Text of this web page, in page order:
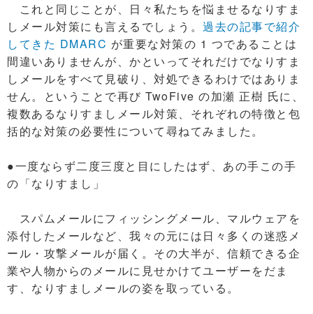
これと同じことが、日々私たちを悩ませるなりすま
しメール対策にも言えるでしょう。 過去の記事で紹介
してきた DMARC が重要な対策の 1 つであることは
間違いありませんが、かといってそれだけでなりすま
しメールをすべて見破り、対処できるわけではありま
せん。ということで再び TwoFive の加瀬 正樹 氏に、
複数あるなりすましメール対策、それぞれの特徴と包
括的な対策の必要性について尋ねてみました。
●一度ならず二度三度と目にしたはず、あの手この手
の「なりすまし」
スパムメールにフィッシングメール、マルウェアを
添付したメールなど、我々の元には日々多くの迷惑メ
ール・攻撃メールが届く。その大半が、信頼できる企
業や人物からのメールに見せかけてユーザーをだま
す、なりすましメールの姿を取っている。